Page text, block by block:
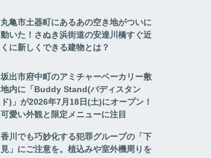
丸亀市土器町にあるあの空き地がついに
動いた！さぬき浜街道の安達川橋すぐ近
くに新しくできる建物とは？
坂出市府中町のアミチャーベーカリー敷
地内に「Buddy Stand(バディスタン
ド)」が2026年7月18日(土)にオープン！
可愛い外観と限定メニューに注目
香川でも巧妙化する犯罪グループの「下
見」にご注意を。植込みや室外機周りを